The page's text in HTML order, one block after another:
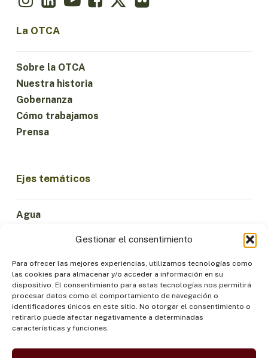
Gestionar el consentimiento
Para ofrecer las mejores experiencias, utilizamos tecnologías como
las cookies para almacenar y/o acceder a información en su
dispositivo. El consentimiento para estas tecnologías nos permitirá
procesar datos como el comportamiento de navegación o
identificadores únicos en este sitio. No otorgar el consentimiento o
retirarlo puede afectar negativamente a determinadas
características y funciones.
La OTCA
Sobre la OTCA
Nuestra historia
Gobernanza
Cómo trabajamos
Prensa
Ejes temáticos
Agua
Economía Sostenible
Bosques y Biodiversidad
Institucionalidad
Participación
Pueblos Indígenas